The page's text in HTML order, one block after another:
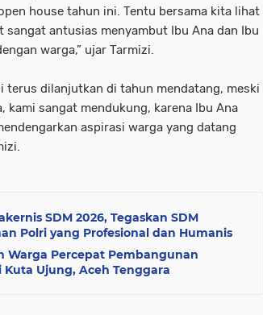
house tahun ini. Tentu bersama kita lihat
sangat antusias menyambut Ibu Ana dan Ibu
warga,” ujar Tarmizi.
terus dilanjutkan di tahun mendatang, meski
kami sangat mendukung, karena Ibu Ana
aspirasi warga yang datang
SDM 2026, Tegaskan SDM
Polri yang Profesional dan Humanis
Warga Percepat Pembangunan
Ujung, Aceh Tenggara